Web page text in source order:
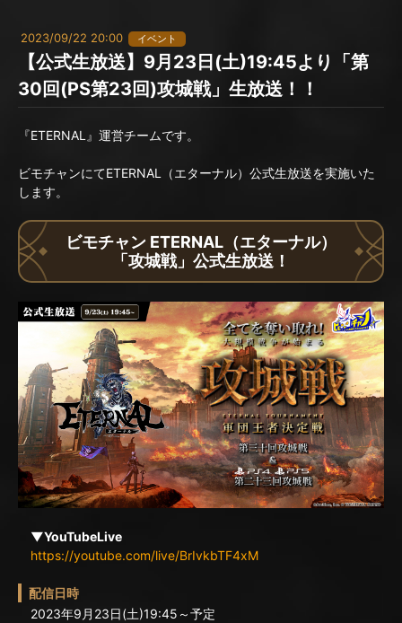
2023/09/22 20:00 イベント
【公式生放送】9月23日(土)19:45より「第
30回(PS第23回)攻城戦」生放送！！
『ETERNAL』運営チームです。
ビモチャンにてETERNAL（エターナル）公式生放送を実施いた
します。
ビモチャン ETERNAL（エターナル）
「攻城戦」公式生放送！
▼YouTubeLive
https://youtube.com/live/BrIvkbTF4xM
配信日時
2023年9月23日(土)19:45～予定